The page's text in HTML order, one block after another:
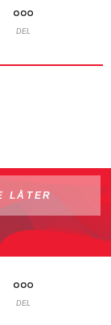
DEL
LÅTER
DEL